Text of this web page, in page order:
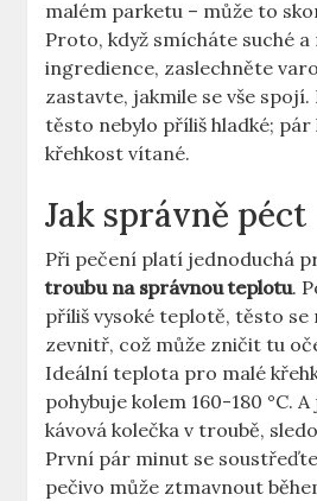
malém parketu – může to
Proto, když smícháte suché a
ingredience, zaslechněte
zastavte, jakmile se vše spojí.
těsto nebylo příliš hladké;
křehkost vítané.
Jak správně péct
Při pečení platí jednoduchá
troubu na správnou teplotu.
příliš vysoké teplotě, těsto
zevnitř, což může zničit tu
Ideální teplota pro malé
pohybuje kolem 160-180 °C.
kávová kolečka v troubě,
První pár minut se
pečivo může ztmavnout